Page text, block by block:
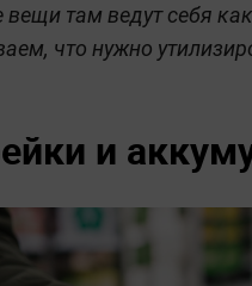
вещи там ведут себя
что нужно
и